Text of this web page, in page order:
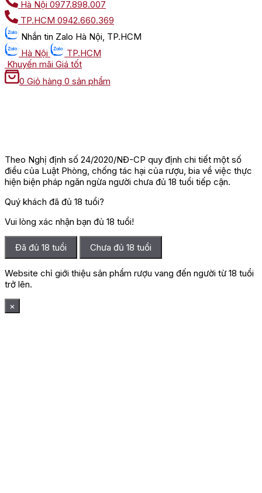
Hà Nội 0977.898.007
TP.HCM 0942.660.369
Nhắn tin Zalo Hà Nội, TP.HCM
Hà Nội
TP.HCM
Khuyến mãi Giá tốt
0 Giỏ hàng 0 sản phẩm
Theo Nghị định số 24/2020/NĐ-CP quy định chi tiết một số
điều của Luật Phòng, chống tác hại của rượu, bia về việc thực
hiện biện pháp ngăn ngừa người chưa đủ 18 tuổi tiếp cận.
Quý khách đã đủ 18 tuổi?
Vui lòng xác nhận bạn đủ 18 tuổi!
Đã đủ 18 tuổi Chưa đủ 18 tuổi
Website chỉ giới thiệu sản phẩm rượu vang đến người từ 18 tuổi
trở lên.
×